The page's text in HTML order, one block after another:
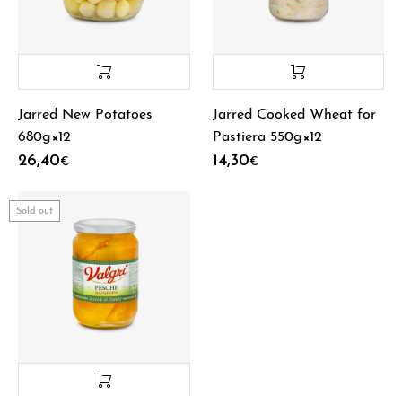
Jarred New Potatoes
680g×12
26,40€
Jarred Cooked Wheat for
Pastiera 550g×12
14,30€
Sold out